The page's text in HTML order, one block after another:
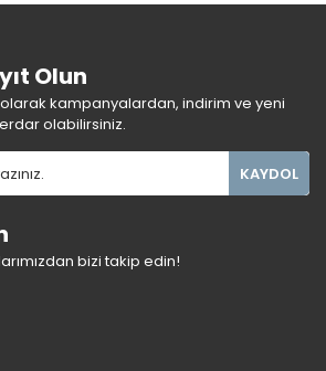
Olun
kampanyalardan, indirim ve yeni
olabilirsiniz.
KAYDOL
bizi takip edin!